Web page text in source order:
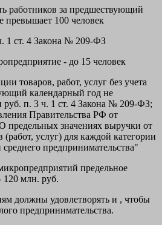
работников за предшествующий
превышает 100 человек
1 ст. 4 Закона № 209-ФЗ
- до 15 человек
товаров, работ, услуг без учета
календарный год не
руб. п. 3 ч. 1 ст. 4 Закона № 209-ФЗ;
Правительства РФ от
предельных значениях выручки от
(работ, услуг) для каждой категории
среднего предпринимательства"
предельное
120 млн. руб.
должны удовлетворять и , чтобы
предпринимательства.